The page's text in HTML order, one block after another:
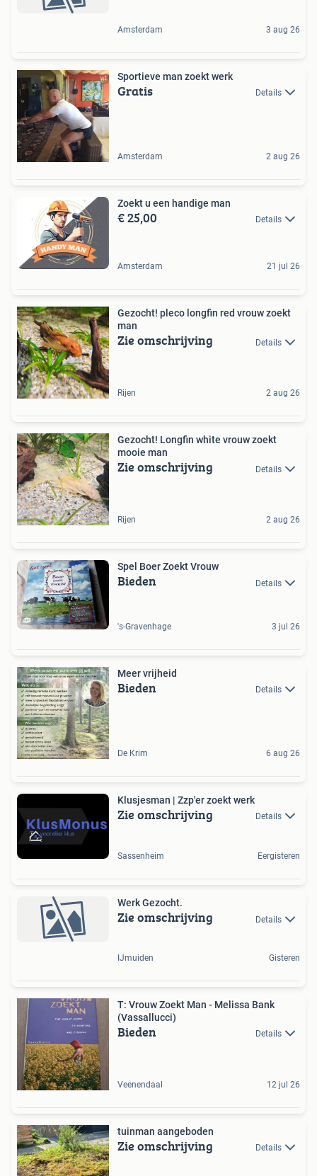
Amsterdam 3 aug 26
Sportieve man zoekt werk
Gratis Details
Amsterdam 2 aug 26
Zoekt u een handige man
€ 25,00 Details
Amsterdam 21 jul 26
Gezocht! pleco longfin red vrouw zoekt
man
Zie omschrijving Details
Rijen 2 aug 26
Gezocht! Longfin white vrouw zoekt
mooie man
Zie omschrijving Details
Rijen 2 aug 26
Spel Boer Zoekt Vrouw
Bieden Details
's-Gravenhage 3 jul 26
Meer vrijheid
Bieden Details
De Krim 6 aug 26
Klusjesman | Zzp'er zoekt werk
Zie omschrijving Details
Sassenheim Eergisteren
Werk Gezocht.
Zie omschrijving Details
IJmuiden Gisteren
T: Vrouw Zoekt Man - Melissa Bank
(Vassallucci)
Bieden Details
Veenendaal 12 jul 26
tuinman aangeboden
Zie omschrijving Details